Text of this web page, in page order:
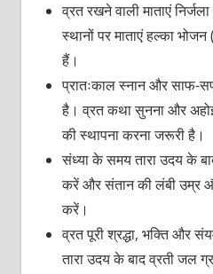
व्रत रखने वाली माताएं
स्थानों पर माताएं हल्का
हैं।
प्रातःकाल स्नान और साफ-
है। व्रत कथा सुनना और अहोई
की स्थापना करना जरूरी है।
संध्या के समय तारा उदय के
करें और संतान की लंबी उम्र
करें।
व्रत पूरी श्रद्धा, भक्ति और
तारा उदय के बाद व्रती जल